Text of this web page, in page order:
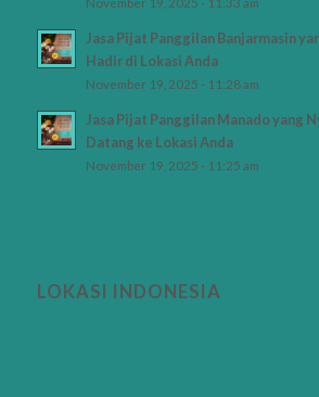
Jasa Pijat Panggilan Banjarmasin
Hadir di Lokasi Anda
November 19, 2025 - 11:28 am
Jasa Pijat Panggilan Manado yang
Datang ke Lokasi Anda
November 19, 2025 - 11:25 am
LOKASI INDONESIA